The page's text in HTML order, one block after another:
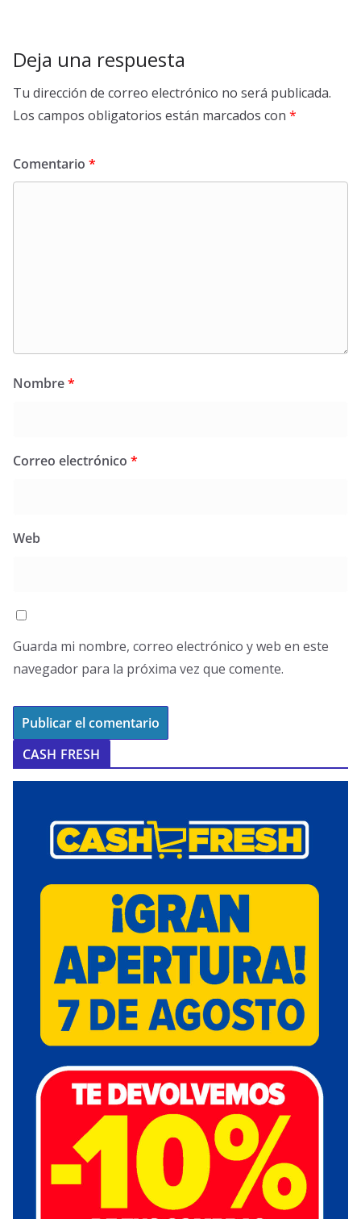
Deja una respuesta
Tu dirección de correo electrónico no será publicada.
Los campos obligatorios están marcados con *
Comentario *
Nombre*
Correo electrónico *
Web
Guarda mi nombre, correo electrónico y web en este
navegador para la próxima vez que comente.
CASH FRESH